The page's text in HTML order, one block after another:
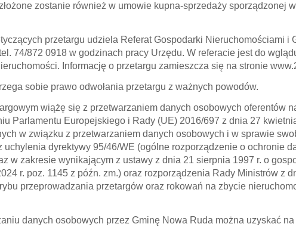
zostanie również w umowie kupna-sprzedaży sporządzonej
przetargu udziela Referat Gospodarki Nieruchomościami i
74/872 0918 w godzinach pracy Urzędu. W referacie jest do
Informację o przetargu zamieszcza się na stronie
sobie prawo odwołania przetargu z ważnych powodów.
wiążę się z przetwarzaniem danych osobowych oferentów
Parlamentu Europejskiego i Rady (UE) 2016/697 z dnia 27
w związku z przetwarzaniem danych osobowych i w sprawie
uchylenia dyrektywy 95/46/WE (ogólne rozporządzenie o ochronie
w zakresie wynikającym z ustawy z dnia 21 sierpnia 1997 r. o
r. poz. 1145 z późn. zm.) oraz rozporządzenia Rady Ministrów z
przeprowadzania przetargów oraz rokowań na zbycie
danych osobowych przez Gminę Nowa Ruda można uzyskać